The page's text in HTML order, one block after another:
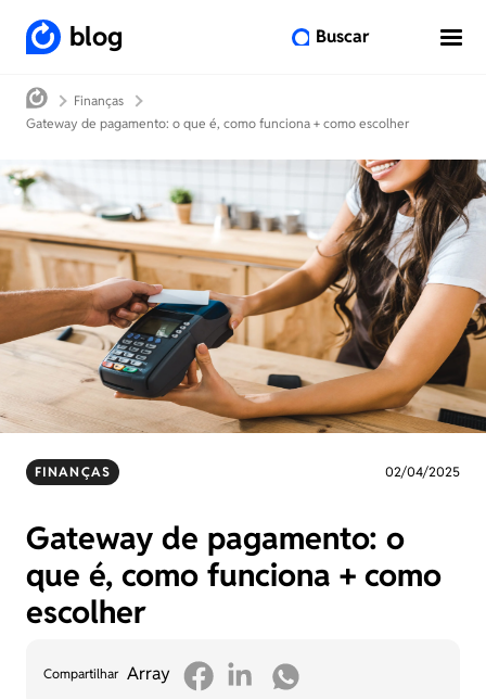
blog Buscar
Finanças
Gateway de pagamento: o que é, como funciona + como escolher
FINANÇAS 02/04/2025
Gateway de pagamento: o
que é, como funciona + como
escolher
Compartilhar Array